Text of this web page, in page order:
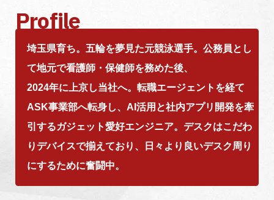
Profile
埼玉県育ち。五輪を夢見た元競泳選手。公務員とし
て地元で看護師・保健師を務めた後、
2024年に上京し当社へ。転職エージェントを経て
ASK事業部へ転身し、AI活用と社内アプリ開発を牽
引するガジェット愛好エンジニア。デスクはこだわ
りデバイスで揃えており、日々より良いデスク周り
にするために奮闘中。